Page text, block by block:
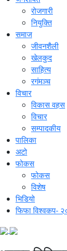
रोजगारी
नियुक्ति
समाज
जीवनशैली
खेलकुद
साहित्य
रगंमञ्च
विचार
विकास वहस
विचार
सम्पादकीय
पालिका
अटो
फोकस
फोकस
विशेष
भिडियो
फिफा विश्वकप-